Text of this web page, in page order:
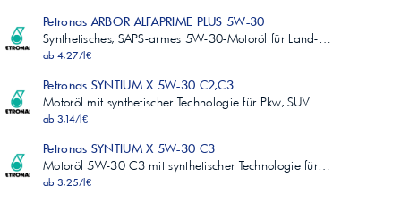
Petronas ARBOR ALFAPRIME PLUS 5W-30
Synthetisches, SAPS-armes 5W-30-Motoröl für Land-…
ab 4,27/l€
Petronas SYNTIUM X 5W-30 C2,C3
Motoröl mit synthetischer Technologie für Pkw, SUV…
ab 3,14/l€
Petronas SYNTIUM X 5W-30 C3
Motoröl 5W-30 C3 mit synthetischer Technologie für…
ab 3,25/l€